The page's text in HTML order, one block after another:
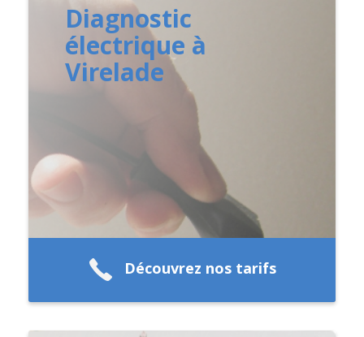
Diagnostic
électrique à
Virelade
Découvrez nos tarifs